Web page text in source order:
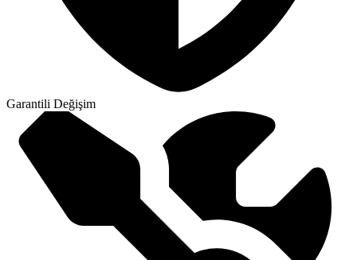
Garantili Değişim